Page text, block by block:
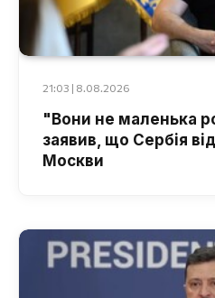
21:03 | 8.08.2026
"Вони не маленька
заявив, що Сербія
Москви